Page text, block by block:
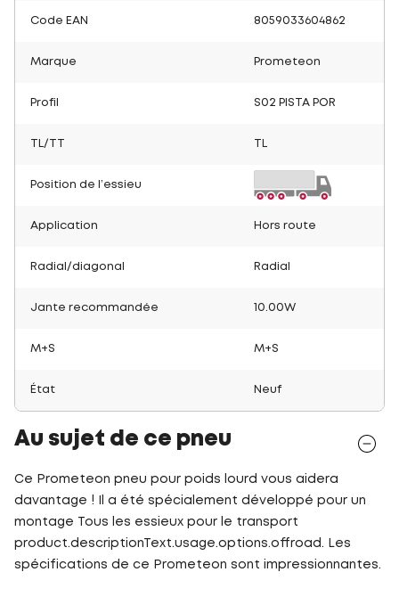
Code EAN 8059033604862
Marque Prometeon
Profil S02 PISTA POR
TL/TT
Position de l’essieu
Application Hors route
Radial/diagonal Radial
Jante recommandée 10.00W
M+S M+S
État Neuf
Au sujet de ce pneu
Ce Prometeon pneu pour poids lourd vous aidera
davantage ! Il a été spécialement développé pour un
montage Tous les essieux pour le transport
product.descriptionText.usage.options.offroad. Les
spécifications de ce Prometeon sont impressionnantes.